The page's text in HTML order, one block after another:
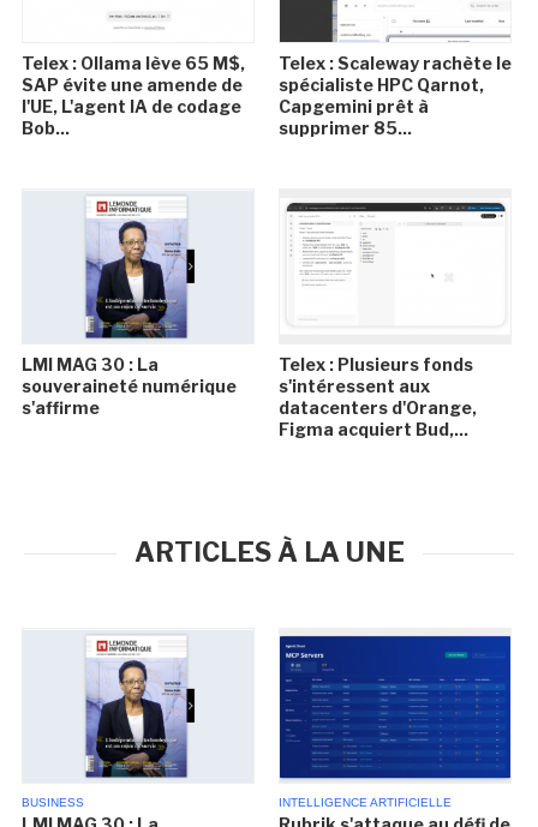
Telex : Ollama lève 65 M$,
SAP évite une amende de
l'UE, L'agent IA de codage
Bob...
Telex : Scaleway rachète le
spécialiste HPC Qarnot,
Capgemini prêt à
supprimer 85...
LMI MAG 30 : La
souveraineté numérique
s'affirme
Telex : Plusieurs fonds
s'intéressent aux
datacenters d'Orange,
Figma acquiert Bud,...
ARTICLES À LA UNE
BUSINESS INTELLIGENCE ARTIFICIELLE